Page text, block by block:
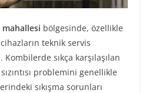
bölgesinde, özellikle
cihazların teknik servis
Kombilerde sıkça karşılaşılan
problemini genellikle
sıkışma sorunları